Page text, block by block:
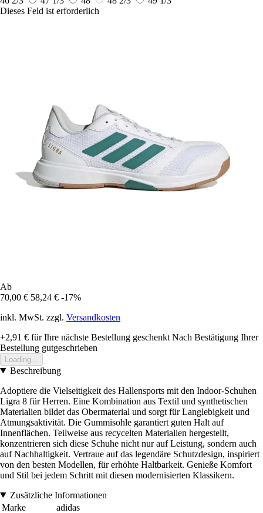
Dieses Feld ist erforderlich
Ab
70,00 € 58,24 € -17%
inkl. MwSt. zzgl. Versandkosten
+2,91 € für Ihre nächste Bestellung geschenkt Nach Bestätigung Ihrer
Bestellung gutgeschrieben
Loading...
Beschreibung
Adoptiere die Vielseitigkeit des Hallensports mit den Indoor-Schuhen
Ligra 8 für Herren. Eine Kombination aus Textil und synthetischen
Materialien bildet das Obermaterial und sorgt für Langlebigkeit und
Atmungsaktivität. Die Gummisohle garantiert guten Halt auf
Innenflächen. Teilweise aus recycelten Materialien hergestellt,
konzentrieren sich diese Schuhe nicht nur auf Leistung, sondern auch
auf Nachhaltigkeit. Vertraue auf das legendäre Schutzdesign, inspiriert
von den besten Modellen, für erhöhte Haltbarkeit. Genieße Komfort
und Stil bei jedem Schritt mit diesen modernisierten Klassikern.
Zusätzliche Informationen
Marke
adidas